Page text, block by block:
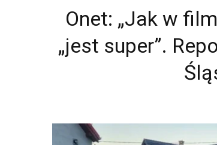
Onet: „Jak w
„jest super”.